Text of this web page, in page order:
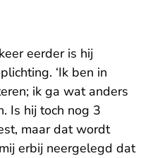
eerder is hij
‘Ik ben in
ik ga wat anders
Is hij toch nog 3
maar dat wordt
erbij neergelegd dat